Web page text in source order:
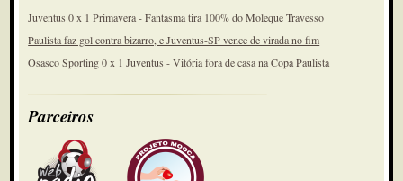
Juventus 0 x 1 Primavera - Fantasma tira 100% do Moleque Travesso
Paulista faz gol contra bizarro, e Juventus-SP vence de virada no fim
Osasco Sporting 0 x 1 Juventus - Vitória fora de casa na Copa Paulista
Parceiros